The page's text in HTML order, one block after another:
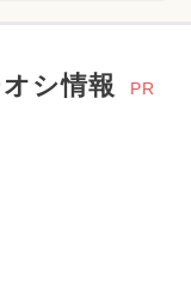
シ情報 PR